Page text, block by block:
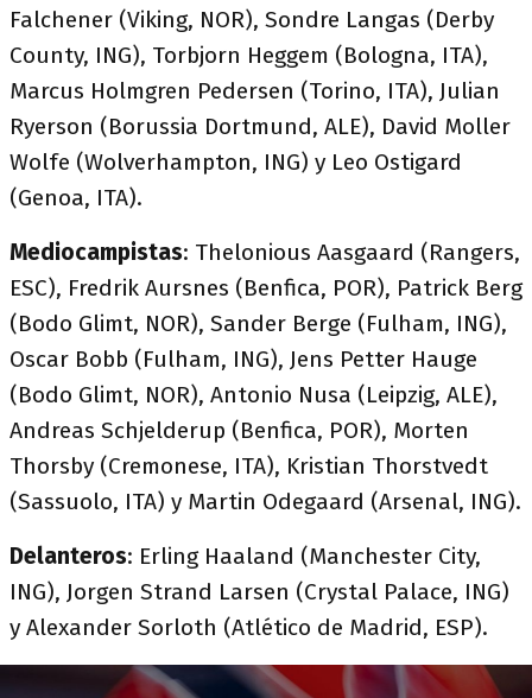
Falchener (Viking, NOR), Sondre Langas (Derby
County, ING), Torbjorn Heggem (Bologna, ITA),
Marcus Holmgren Pedersen (Torino, ITA), Julian
Ryerson (Borussia Dortmund, ALE), David Moller
Wolfe (Wolverhampton, ING) y Leo Ostigard
(Genoa, ITA).
Mediocampistas: Thelonious Aasgaard (Rangers,
ESC), Fredrik Aursnes (Benfica, POR), Patrick Berg
(Bodo Glimt, NOR), Sander Berge (Fulham, ING),
Oscar Bobb (Fulham, ING), Jens Petter Hauge
(Bodo Glimt, NOR), Antonio Nusa (Leipzig, ALE),
Andreas Schjelderup (Benfica, POR), Morten
Thorsby (Cremonese, ITA), Kristian Thorstvedt
(Sassuolo, ITA) y Martin Odegaard (Arsenal, ING).
Delanteros: Erling Haaland (Manchester City,
ING), Jorgen Strand Larsen (Crystal Palace, ING)
y Alexander Sorloth (Atlético de Madrid, ESP).